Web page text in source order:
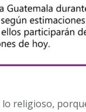
religioso,